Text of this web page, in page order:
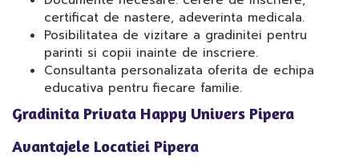
certificat de nastere, adeverinta medicala.
Posibilitatea de vizitare a gradinitei pentru
parinti si copii inainte de inscriere.
Consultanta personalizata oferita de echipa
educativa pentru fiecare familie.
Gradinita Privata Happy Univers Pipera
Avantajele Locatiei Pipera